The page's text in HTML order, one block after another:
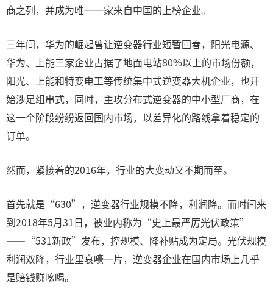
商之列，并成为唯一一家来自中国的上榜企业。
三年间，华为的崛起曾让逆变器行业短暂回春，阳光电源、
华为、上能三家企业占据了地面电站80%以上的市场份额，
阳光、上能和特变电工等传统集中式逆变器大机企业，也开
始涉足组串式，同时，主攻分布式逆变器的中小型厂商，在
这一个阶段纷纷返回国内市场，以差异化的路线拿着稳定的
订单。
然而，紧接着的2016年，行业的大变动又不期而至。
首先就是“630”，逆变器行业规模不降，利润降。而时间来
到2018年5月31日，被业内称为“史上最严厉光伏政策”
——“531新政”发布，控规模、降补贴成为定局。光伏规模
利润双降，行业里哀嚎一片，逆变器企业在国内市场上几乎
是赔钱赚吆喝。